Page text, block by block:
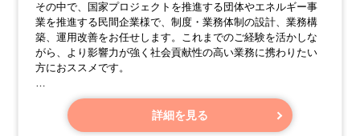
その中で、国家プロジェクトを推進する団体やエネルギー事
業を推進する民間企業様で、制度・業務体制の設計、業務構
築、運用改善をお任せします。これまでのご経験を活かしな
がら、より影響力が強く社会貢献性の高い業務に携わりたい
方におススメです。
◆貴方に期待する役割
・BPOサービスならではの立ち位置をフルに活かして、顧客
が抱える事業課題の解決に取り組んでいただきます。
詳細を見る